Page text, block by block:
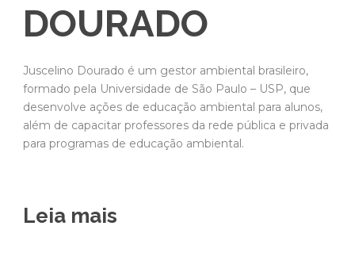
DOURADO
Juscelino Dourado é um gestor ambiental brasileiro,
formado pela Universidade de São Paulo – USP, que
desenvolve ações de educação ambiental para alunos,
além de capacitar professores da rede pública e privada
para programas de educação ambiental.
Leia mais